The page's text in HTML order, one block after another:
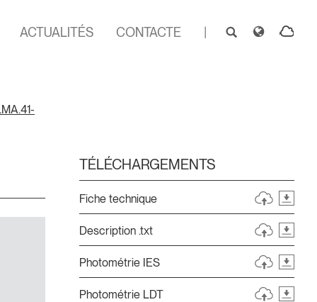
ACTUALITÉS CONTACTE
TÉLÉCHARGEMENTS
Fiche technique
Description .txt
Photométrie IES
Photométrie LDT